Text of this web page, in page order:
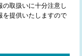
取扱いに十分注意し
を提供いたしますので